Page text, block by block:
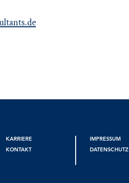
KARRIERE
KONTAKT
IMPRESSUM
DATENSCHUTZ